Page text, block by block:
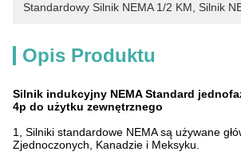
Standardowy Silnik NEMA 1/2 KM
Silnik
Opis Produktu
Silnik indukcyjny NEMA Standard
4p do użytku zewnętrznego
1, Silniki standardowe NEMA są używane
Zjednoczonych, Kanadzie i Meksyku.